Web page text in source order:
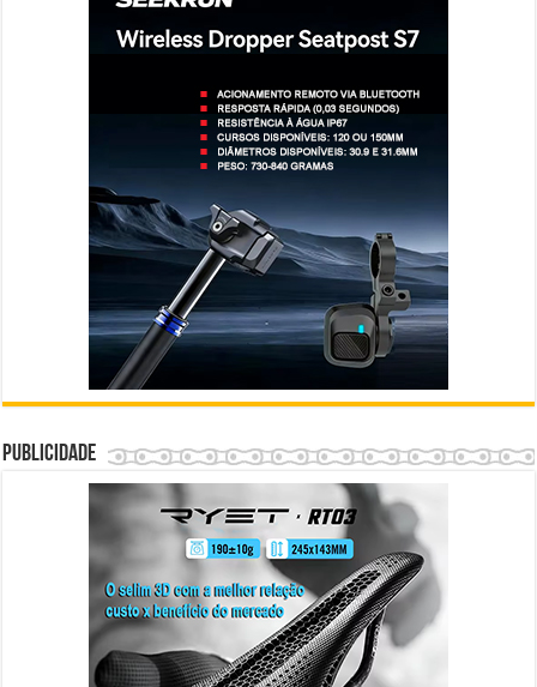
Publicidade